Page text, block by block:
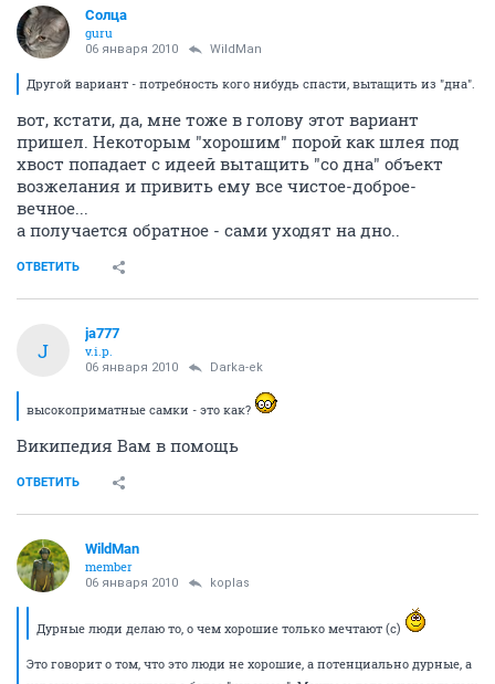
Солца
guru
06 января 2010 WildMan
Другой вариант - потребность кого нибудь спасти, вытащить из "дна".
вот, кстати, да, мне тоже в голову этот вариант
пришел. Некоторым "хорошим" порой как шлея под
хвост попадает с идеей вытащить "со дна" объект
возжелания и привить ему все чистое-доброе-
вечное...
а получается обратное - сами уходят на дно..
ОТВЕТИТЬ
J
ja777
v.i.p.
06 января 2010 Darka-ek
высокоприматные самки - это как?
Википедия Вам в помощь
ОТВЕТИТЬ
WildMan
member
06 января 2010 koplas
Дурные люди делаю то, о чем хорошие только мечтают (с)
Это говорит о том, что это люди не хорошие, а потенциально дурные, а